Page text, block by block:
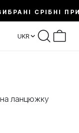
СРІБНІ
UKR
на ланцюжку